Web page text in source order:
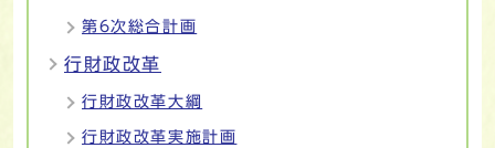
第6次総合計画
行財政改革
行財政改革大綱
行財政改革実施計画